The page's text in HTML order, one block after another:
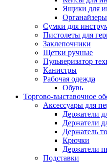
Ящики для
Сумки для
Пистолеты для
Заклепочники
Щетки ручные
Пульверизатор
Канистры
Рабочая одежда
Обувь
Торгово-выставочное
Аксессуары для
Держатели
Держатели
Держатель
Крючки
Держатели
Подставки